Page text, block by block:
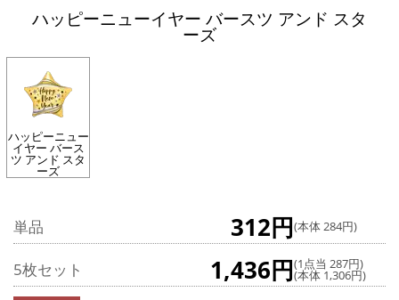
ハッピーニューイヤー バースツ アンド スタ
ーズ
ハッピーニュー
イヤー バース
ツ アンド スタ
ーズ
単品 312円(本体 284円)
5枚セット 1,436円(1点当 287円)
(本体 1,306円)